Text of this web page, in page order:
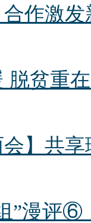
合作激
脱贫重
会】共
”漫评⑥